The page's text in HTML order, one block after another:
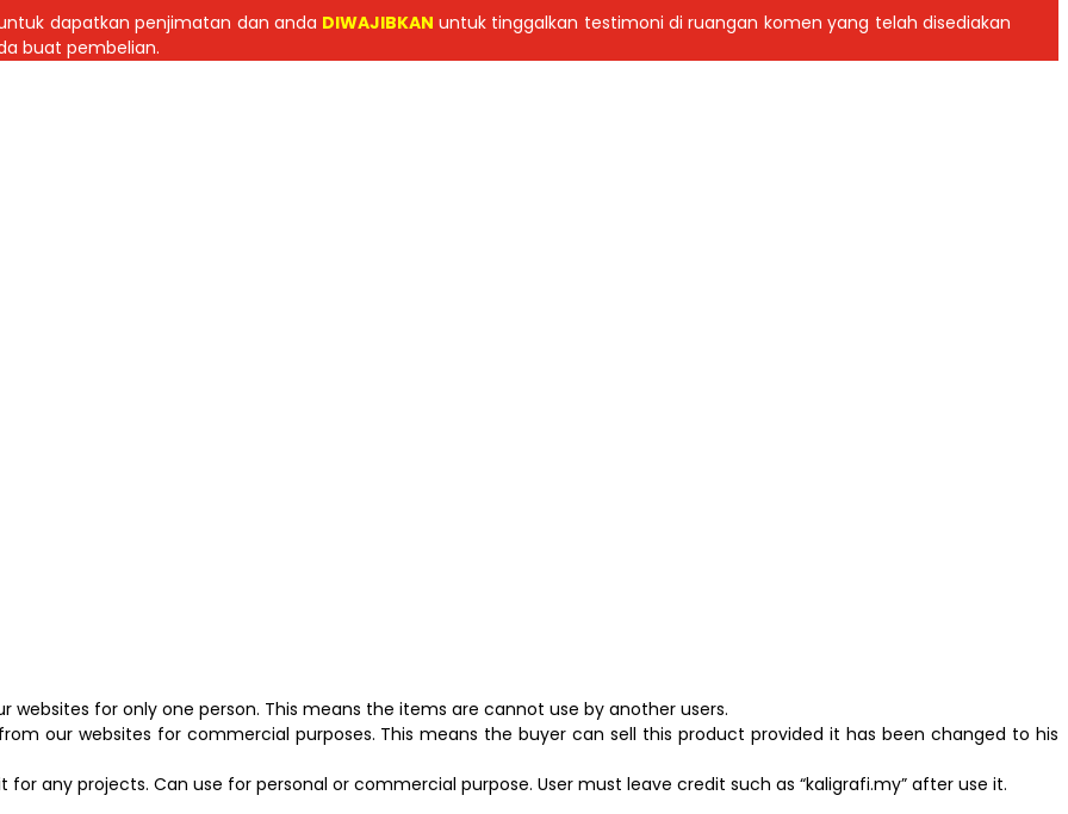
dapatkan penjimatan dan anda DIWAJIBKAN untuk tinggalkan testimoni di ruangan komen yang telah disediakan
buat pembelian.
websites for only one person. This means the items are cannot use by another users.
our websites for commercial purposes. This means the buyer can sell this product provided it has been changed to his
any projects. Can use for personal or commercial purpose. User must leave credit such as “kaligrafi.my” after use it.